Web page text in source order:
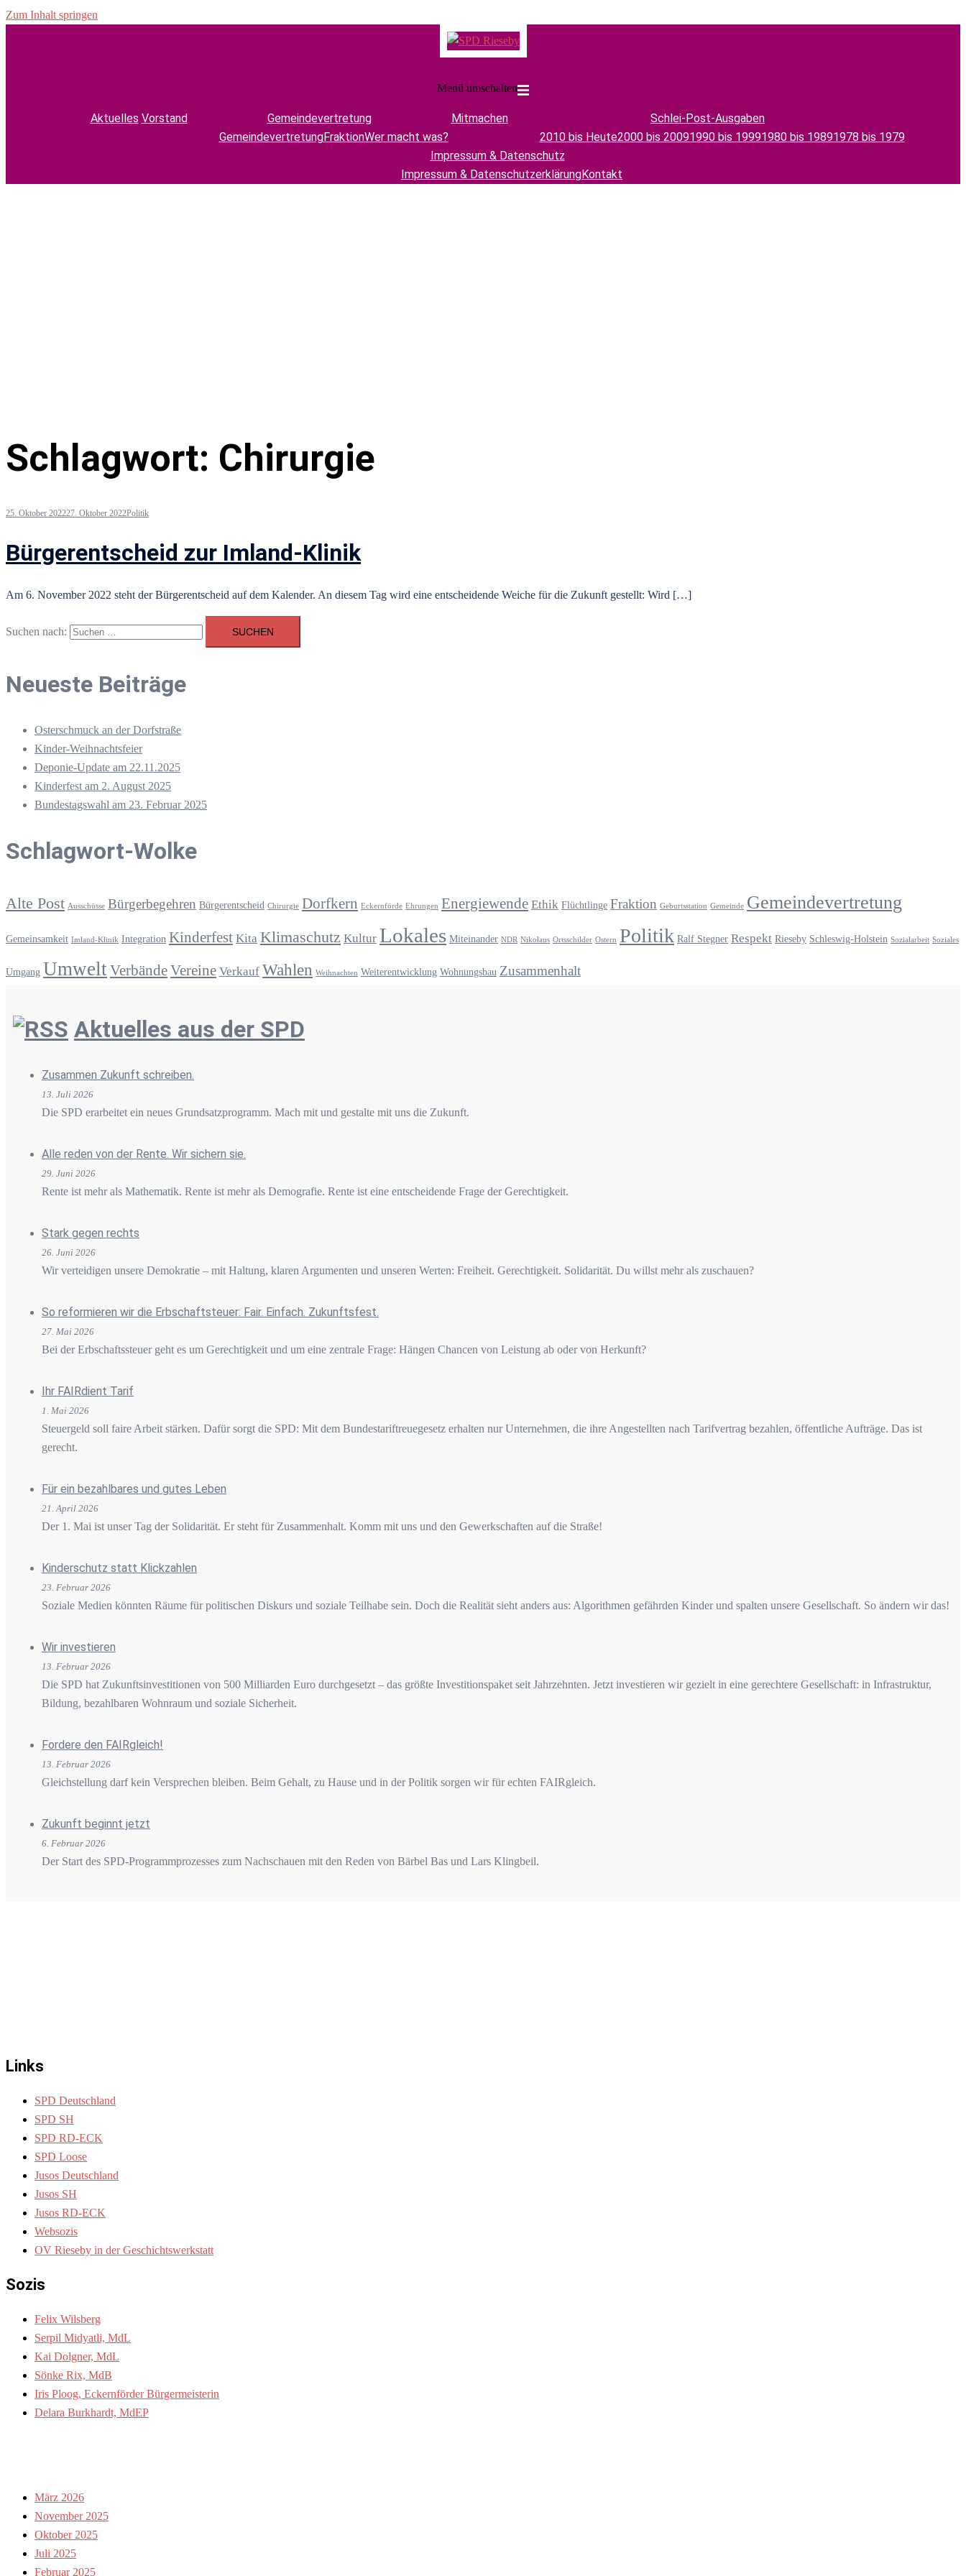
Zum Inhalt springen
Menü umschalten
Aktuelles Vorstand
Gemeindevertretung
GemeindevertretungFraktionWer macht was?
Mitmachen
Schlei-Post-Ausgaben
2010 bis Heute2000 bis 20091990 bis 19991980 bis 19891978 bis 1979
Impressum & Datenschutz
Impressum & DatenschutzerklärungKontakt
Schlagwort: Chirurgie
25. Oktober 202227. Oktober 2022Politik
Bürgerentscheid zur Imland-Klinik
Am 6. November 2022 steht der Bürgerentscheid auf dem Kalender. An diesem Tag wird eine entscheidende Weiche für die Zukunft gestellt: Wird […]
Suchen nach:
Neueste Beiträge
Osterschmuck an der Dorfstraße
Kinder-Weihnachtsfeier
Deponie-Update am 22.11.2025
Kinderfest am 2. August 2025
Bundestagswahl am 23. Februar 2025
Schlagwort-Wolke
Alte Post Ausschüsse Bürgerbegehren Bürgerentscheid Chirurgie Dorfkern Eckernförde Ehrungen Energiewende Ethik Flüchtlinge Fraktion Geburtsstation Gemeinde Gemeindevertretung
Gemeinsamkeit Imland-Klinik Integration Kinderfest Kita Klimaschutz Kultur Lokales Miteinander NDR Nikolaus Ortsschilder Ostern Politik Ralf Stegner Respekt Rieseby Schleswig-Holstein Sozialarbeit Soziales
Umgang UmweltVerbändeVereine Verkauf Wahlen Weihnachten Weiterentwicklung Wohnungsbau Zusammenhalt
Aktuelles aus der SPD
Zusammen Zukunft schreiben.
13. Juli 2026
Die SPD erarbeitet ein neues Grundsatzprogramm. Mach mit und gestalte mit uns die Zukunft.
Alle reden von der Rente. Wir sichern sie.
29. Juni 2026
Rente ist mehr als Mathematik. Rente ist mehr als Demografie. Rente ist eine entscheidende Frage der Gerechtigkeit.
Stark gegen rechts
26. Juni 2026
Wir verteidigen unsere Demokratie – mit Haltung, klaren Argumenten und unseren Werten: Freiheit. Gerechtigkeit. Solidarität. Du willst mehr als zuschauen?
So reformieren wir die Erbschaftsteuer: Fair. Einfach. Zukunftsfest.
27. Mai 2026
Bei der Erbschaftssteuer geht es um Gerechtigkeit und um eine zentrale Frage: Hängen Chancen von Leistung ab oder von Herkunft?
Ihr FAIRdient Tarif
1. Mai 2026
Steuergeld soll faire Arbeit stärken. Dafür sorgt die SPD: Mit dem Bundestariftreuegesetz erhalten nur Unternehmen, die ihre Angestellten nach Tarifvertrag bezahlen, öffentliche Aufträge. Das ist
gerecht.
Für ein bezahlbares und gutes Leben
21. April 2026
Der 1. Mai ist unser Tag der Solidarität. Er steht für Zusammenhalt. Komm mit uns und den Gewerkschaften auf die Straße!
Kinderschutz statt Klickzahlen
23. Februar 2026
Soziale Medien könnten Räume für politischen Diskurs und soziale Teilhabe sein. Doch die Realität sieht anders aus: Algorithmen gefährden Kinder und spalten unsere Gesellschaft. So ändern wir das!
Wir investieren
13. Februar 2026
Die SPD hat Zukunftsinvestitionen von 500 Milliarden Euro durchgesetzt – das größte Investitionspaket seit Jahrzehnten. Jetzt investieren wir gezielt in eine gerechtere Gesellschaft: in Infrastruktur,
Bildung, bezahlbaren Wohnraum und soziale Sicherheit.
Fordere den FAIRgleich!
13. Februar 2026
Gleichstellung darf kein Versprechen bleiben. Beim Gehalt, zu Hause und in der Politik sorgen wir für echten FAIRgleich.
Zukunft beginnt jetzt
6. Februar 2026
Der Start des SPD-Programmprozesses zum Nachschauen mit den Reden von Bärbel Bas und Lars Klingbeil.
Links
SPD Deutschland
SPD SH
SPD RD-ECK
SPD Loose
Jusos Deutschland
Jusos SH
Jusos RD-ECK
Websozis
OV Rieseby in der Geschichtswerkstatt
Sozis
Felix Wilsberg
Serpil Midyatli, MdL
Kai Dolgner, MdL
Sönke Rix, MdB
Iris Ploog, Eckernförder Bürgermeisterin
Delara Burkhardt, MdEP
März 2026
November 2025
Oktober 2025
Juli 2025
Februar 2025